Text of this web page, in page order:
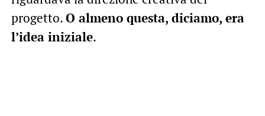
progetto.O almeno questa, diciamo, era
l’idea iniziale.